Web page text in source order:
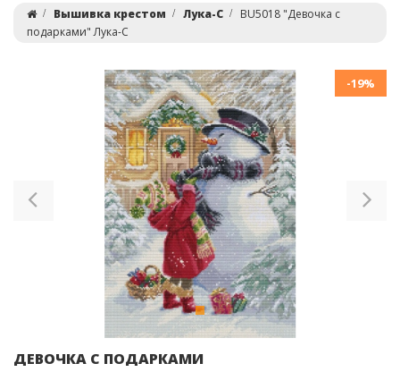
Вышивка крестом Лука-С
ВU5018 "Девочка с
подарками" Лука-С
-19%
Previous
ДЕВОЧКА С ПОДАРКАМИ